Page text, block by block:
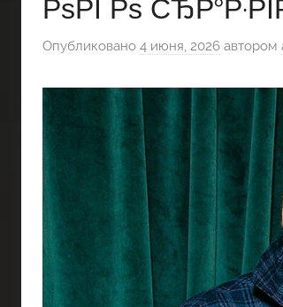
РѕРІ Рѕ
Опубликовано 4 июня, 2026 автором